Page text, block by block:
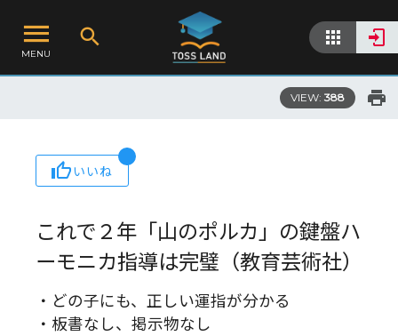
MENU
VIEW: 388
いいね
これで２年「山のポルカ」の鍵盤ハ
ーモニカ指導は完璧（教育芸術社）
・どの子にも、正しい運指が分かる
・板書なし、掲示物なし